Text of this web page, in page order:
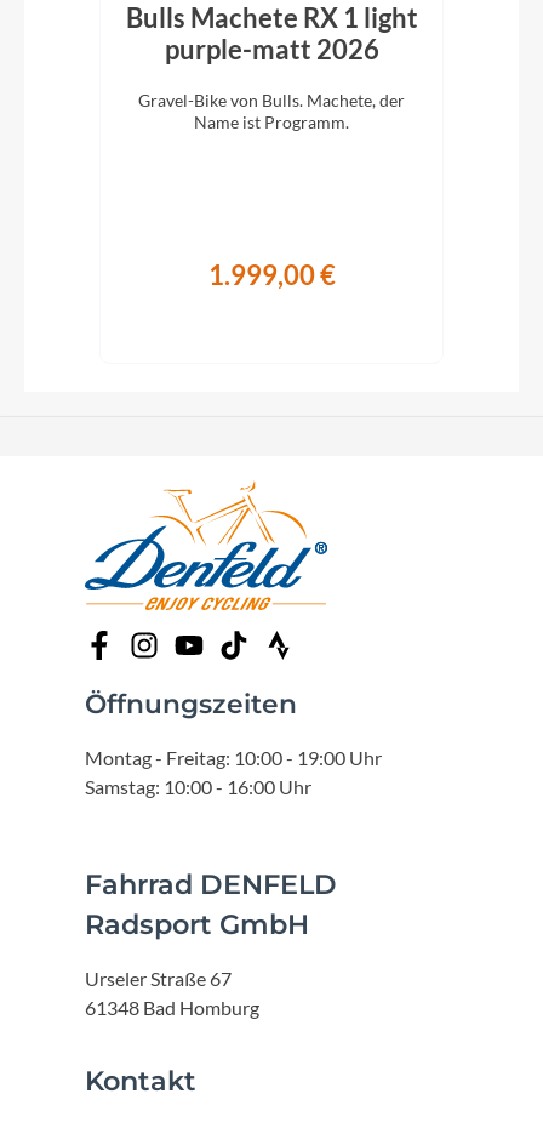
Bulls Machete RX 1 light
purple-matt 2026
Gravel-Bike von Bulls. Machete, der
Name ist Programm.
1.999,00 €
Öffnungszeiten
Montag - Freitag: 10:00 - 19:00 Uhr
Samstag: 10:00 - 16:00 Uhr
Fahrrad DENFELD
Radsport GmbH
Urseler Straße 67
61348 Bad Homburg
Kontakt